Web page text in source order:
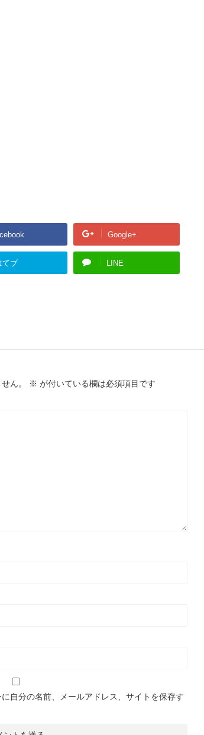
Google+
てブ LINE
ん。 ※ が付いている欄は必須項目です
自分の名前、メールアドレス、サイトを保存す